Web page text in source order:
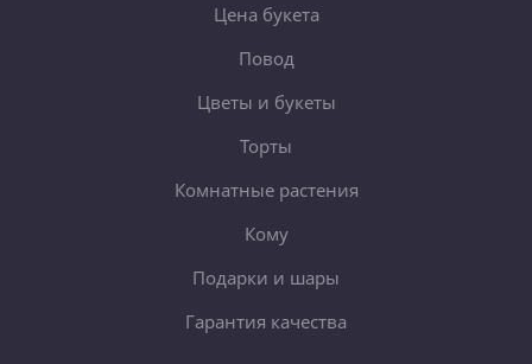
Цена букета
Повод
Цветы и букеты
Торты
Комнатные растения
Кому
Подарки и шары
Гарантия качества